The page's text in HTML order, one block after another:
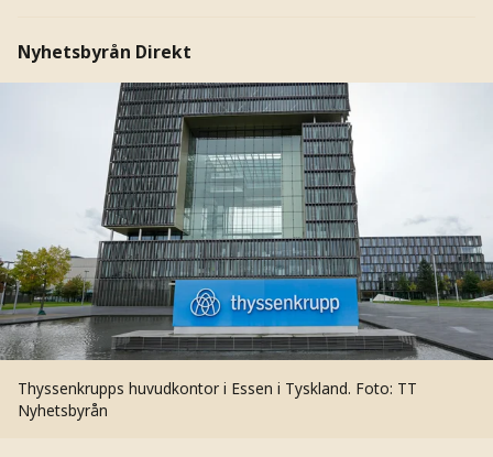
Nyhetsbyrån Direkt
Thyssenkrupps huvudkontor i Essen i Tyskland. Foto: TT
Nyhetsbyrån